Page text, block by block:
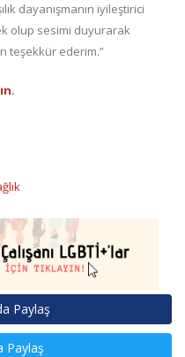
dayanışmanın iyileştirici
olup sesimi duyurarak
teşekkür ederim.”
Paylaş
Paylaş